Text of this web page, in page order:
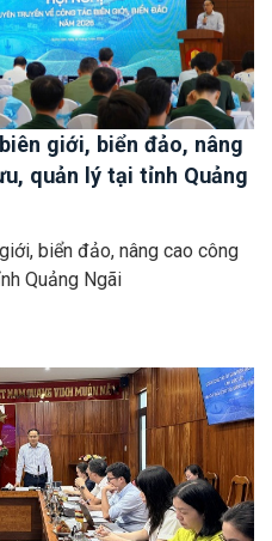
giới, biển đảo, nâng
quản lý tại tỉnh Quảng
biển đảo, nâng cao công
Quảng Ngãi